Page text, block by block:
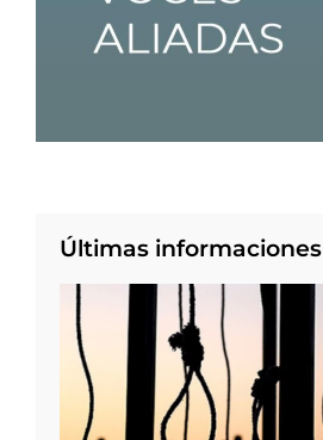
Últimas informaciones